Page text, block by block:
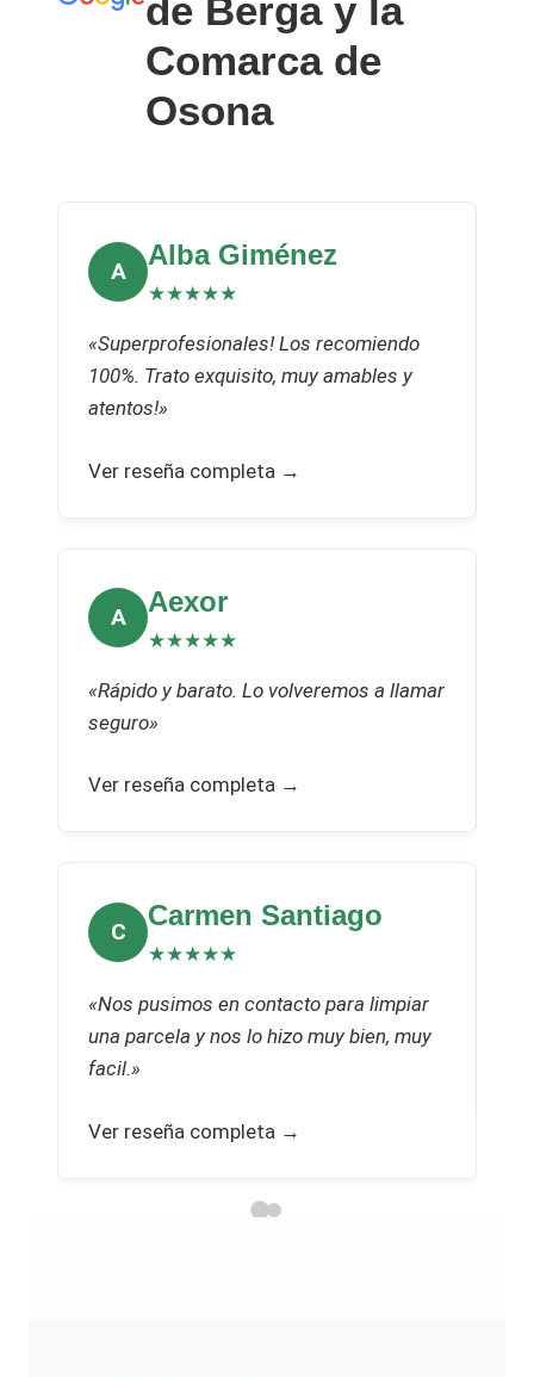
de Berga y la
Comarca de
Osona
A Alba Giménez
★★★★★
«Superprofesionales! Los recomiendo
100%. Trato exquisito, muy amables y
atentos!»
Ver reseña completa →
A Aexor
★★★★★
«Rápido y barato. Lo volveremos a llamar
seguro»
Ver reseña completa →
C Carmen Santiago
★★★★★
«Nos pusimos en contacto para limpiar
una parcela y nos lo hizo muy bien, muy
facil.»
Ver reseña completa →